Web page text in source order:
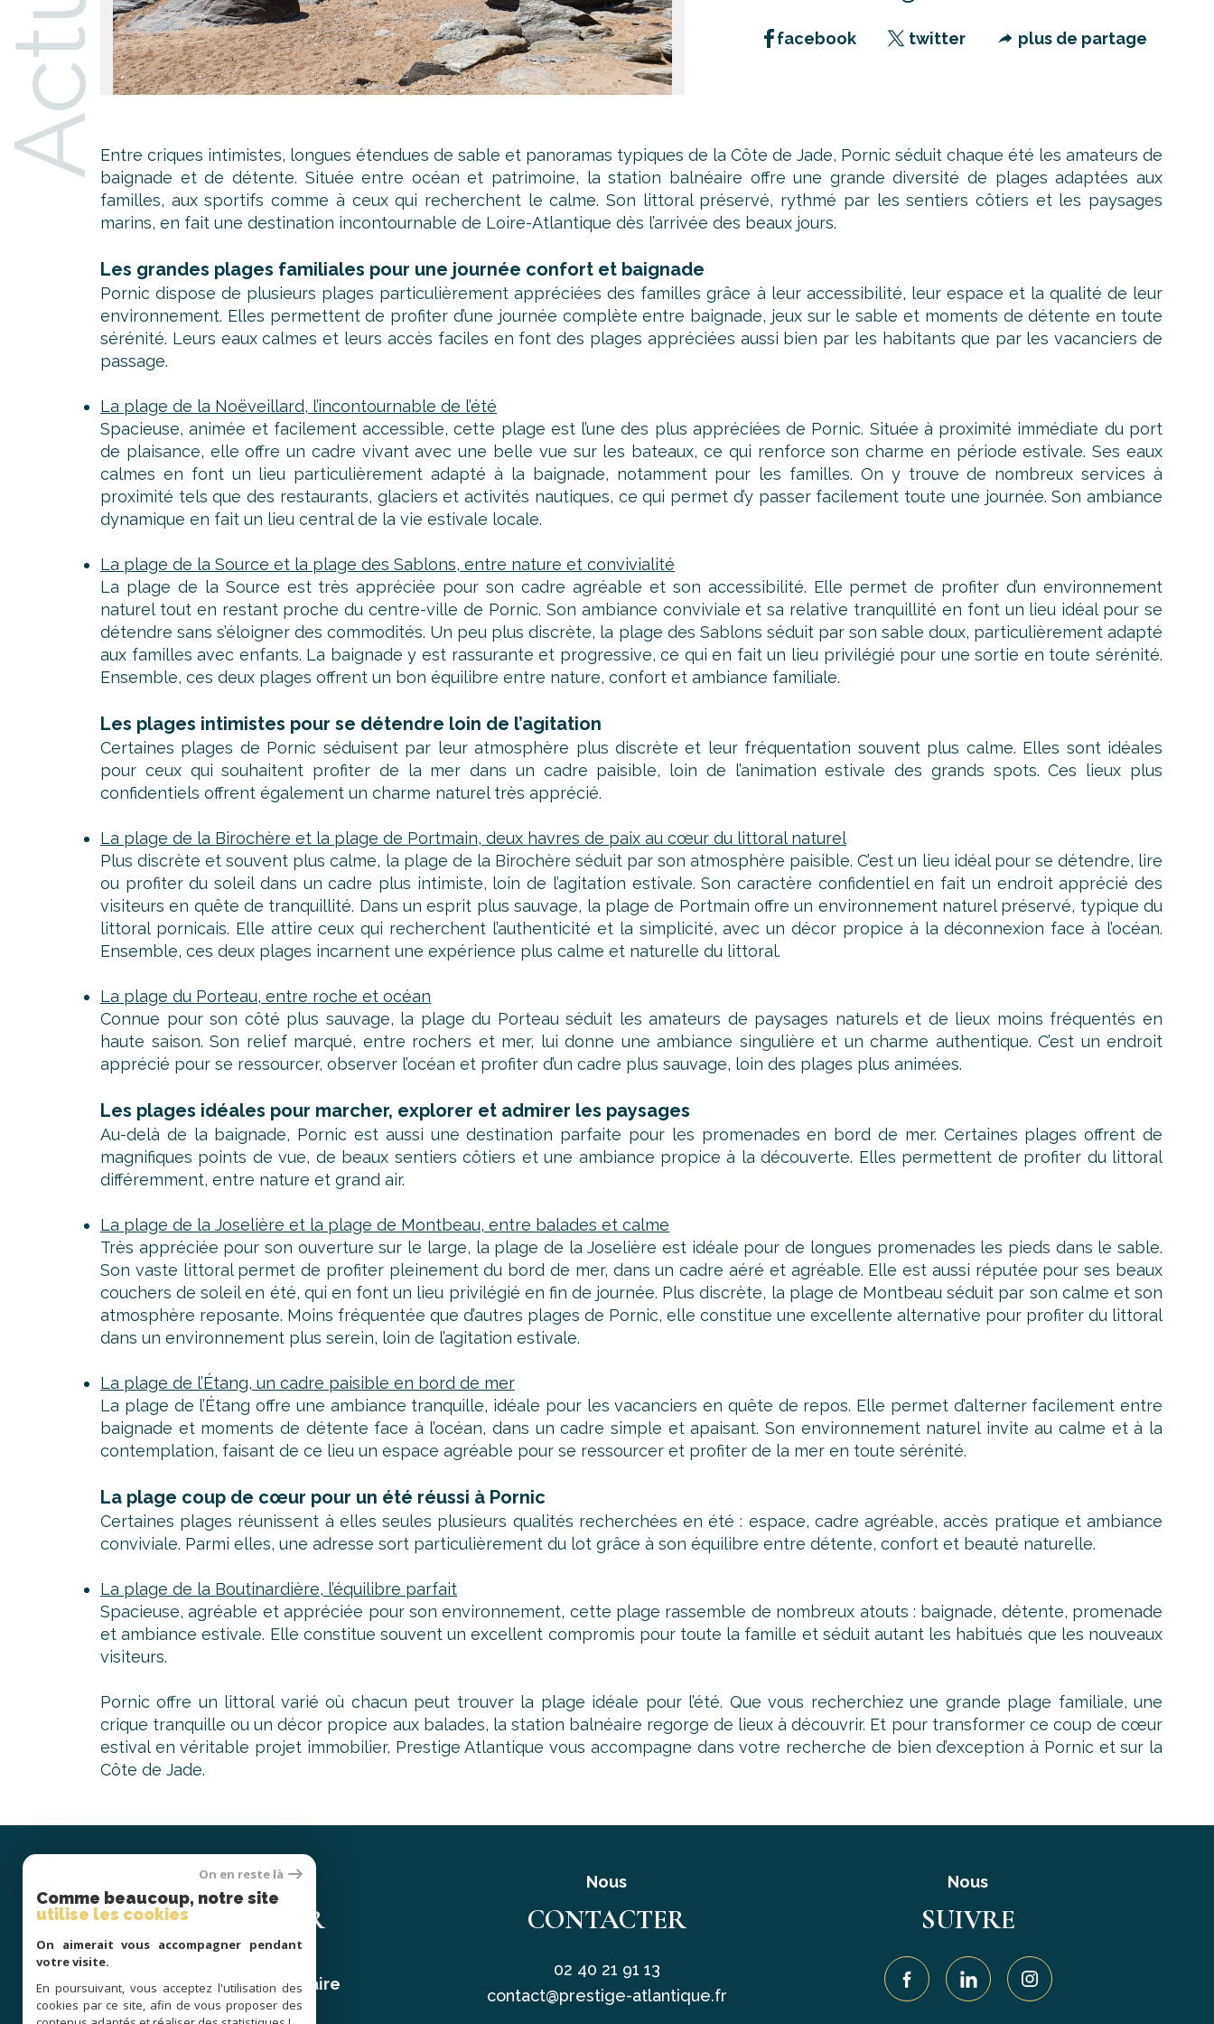
facebook twitter plus de partage
Entre criques intimistes, longues étendues de sable et panoramas typiques de la Côte de Jade, Pornic séduit chaque été les amateurs de
baignade et de détente. Située entre océan et patrimoine, la station balnéaire offre une grande diversité de plages adaptées aux
familles, aux sportifs comme à ceux qui recherchent le calme. Son littoral préservé, rythmé par les sentiers côtiers et les paysages
marins, en fait une destination incontournable de Loire-Atlantique dès l’arrivée des beaux jours.
Les grandes plages familiales pour une journée confort et baignade
Pornic dispose de plusieurs plages particulièrement appréciées des familles grâce à leur accessibilité, leur espace et la qualité de leur
environnement. Elles permettent de profiter d’une journée complète entre baignade, jeux sur le sable et moments de détente en toute
sérénité. Leurs eaux calmes et leurs accès faciles en font des plages appréciées aussi bien par les habitants que par les vacanciers de
passage.
La plage de la Noëveillard, l’incontournable de l’été
Spacieuse, animée et facilement accessible, cette plage est l’une des plus appréciées de Pornic. Située à proximité immédiate du port
de plaisance, elle offre un cadre vivant avec une belle vue sur les bateaux, ce qui renforce son charme en période estivale. Ses eaux
calmes en font un lieu particulièrement adapté à la baignade, notamment pour les familles. On y trouve de nombreux services à
proximité tels que des restaurants, glaciers et activités nautiques, ce qui permet d’y passer facilement toute une journée. Son ambiance
dynamique en fait un lieu central de la vie estivale locale.
La plage de la Source et la plage des Sablons, entre nature et convivialité
La plage de la Source est très appréciée pour son cadre agréable et son accessibilité. Elle permet de profiter d’un environnement
naturel tout en restant proche du centre-ville de Pornic. Son ambiance conviviale et sa relative tranquillité en font un lieu idéal pour se
détendre sans s’éloigner des commodités. Un peu plus discrète, la plage des Sablons séduit par son sable doux, particulièrement adapté
aux familles avec enfants. La baignade y est rassurante et progressive, ce qui en fait un lieu privilégié pour une sortie en toute sérénité.
Ensemble, ces deux plages offrent un bon équilibre entre nature, confort et ambiance familiale.
Les plages intimistes pour se détendre loin de l’agitation
Certaines plages de Pornic séduisent par leur atmosphère plus discrète et leur fréquentation souvent plus calme. Elles sont idéales
pour ceux qui souhaitent profiter de la mer dans un cadre paisible, loin de l’animation estivale des grands spots. Ces lieux plus
confidentiels offrent également un charme naturel très apprécié.
La plage de la Birochère et la plage de Portmain, deux havres de paix au cœur du littoral naturel
Plus discrète et souvent plus calme, la plage de la Birochère séduit par son atmosphère paisible. C’est un lieu idéal pour se détendre, lire
ou profiter du soleil dans un cadre plus intimiste, loin de l’agitation estivale. Son caractère confidentiel en fait un endroit apprécié des
visiteurs en quête de tranquillité. Dans un esprit plus sauvage, la plage de Portmain offre un environnement naturel préservé, typique du
littoral pornicais. Elle attire ceux qui recherchent l’authenticité et la simplicité, avec un décor propice à la déconnexion face à l’océan.
Ensemble, ces deux plages incarnent une expérience plus calme et naturelle du littoral.
La plage du Porteau, entre roche et océan
Connue pour son côté plus sauvage, la plage du Porteau séduit les amateurs de paysages naturels et de lieux moins fréquentés en
haute saison. Son relief marqué, entre rochers et mer, lui donne une ambiance singulière et un charme authentique. C’est un endroit
apprécié pour se ressourcer, observer l’océan et profiter d’un cadre plus sauvage, loin des plages plus animées.
Les plages idéales pour marcher, explorer et admirer les paysages
Au-delà de la baignade, Pornic est aussi une destination parfaite pour les promenades en bord de mer. Certaines plages offrent de
magnifiques points de vue, de beaux sentiers côtiers et une ambiance propice à la découverte. Elles permettent de profiter du littoral
différemment, entre nature et grand air.
La plage de la Joselière et la plage de Montbeau, entre balades et calme
Très appréciée pour son ouverture sur le large, la plage de la Joselière est idéale pour de longues promenades les pieds dans le sable.
Son vaste littoral permet de profiter pleinement du bord de mer, dans un cadre aéré et agréable. Elle est aussi réputée pour ses beaux
couchers de soleil en été, qui en font un lieu privilégié en fin de journée. Plus discrète, la plage de Montbeau séduit par son calme et son
atmosphère reposante. Moins fréquentée que d’autres plages de Pornic, elle constitue une excellente alternative pour profiter du littoral
dans un environnement plus serein, loin de l’agitation estivale.
La plage de l’Étang, un cadre paisible en bord de mer
La plage de l’Étang offre une ambiance tranquille, idéale pour les vacanciers en quête de repos. Elle permet d’alterner facilement entre
baignade et moments de détente face à l’océan, dans un cadre simple et apaisant. Son environnement naturel invite au calme et à la
contemplation, faisant de ce lieu un espace agréable pour se ressourcer et profiter de la mer en toute sérénité.
La plage coup de cœur pour un été réussi à Pornic
Certaines plages réunissent à elles seules plusieurs qualités recherchées en été : espace, cadre agréable, accès pratique et ambiance
conviviale. Parmi elles, une adresse sort particulièrement du lot grâce à son équilibre entre détente, confort et beauté naturelle.
La plage de la Boutinardière, l’équilibre parfait
Spacieuse, agréable et appréciée pour son environnement, cette plage rassemble de nombreux atouts : baignade, détente, promenade
et ambiance estivale. Elle constitue souvent un excellent compromis pour toute la famille et séduit autant les habitués que les nouveaux
visiteurs.
Pornic offre un littoral varié où chacun peut trouver la plage idéale pour l’été. Que vous recherchiez une grande plage familiale, une
crique tranquille ou un décor propice aux balades, la station balnéaire regorge de lieux à découvrir. Et pour transformer ce coup de cœur
estival en véritable projet immobilier, Prestige Atlantique vous accompagne dans votre recherche de bien d’exception à Pornic et sur la
Côte de Jade.
Se
CONNECTER
espace propriétaire
Nous
CONTACTER
02 40 21 91 13
contact@prestige-atlantique.fr
Nous
SUIVRE
On en reste là
Comme beaucoup, notre site
utilise les cookies
On aimerait vous accompagner pendant
votre visite.
En poursuivant, vous acceptez l'utilisation des
cookies par ce site, afin de vous proposer des